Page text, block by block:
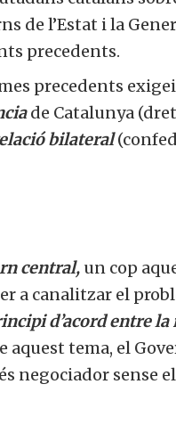
de l’Estat i la
precedents.
precedents
de Catalunya (dret
bilateral
central, un cop
a canalitzar el
d’acord entre
aquest tema, el
negociador sense